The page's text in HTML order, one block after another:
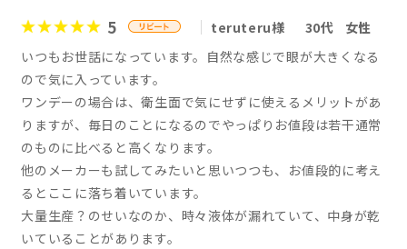
5 teruteru様 30代
女性
いつもお世話になっています。自然な感じで眼が大きくなる
ので気に入っています。
ワンデーの場合は、衛生面で気にせずに使えるメリットがあ
りますが、毎日のことになるのでやっぱりお値段は若干通常
のものに比べると高くなります。
他のメーカーも試してみたいと思いつつも、お値段的に考え
るとここに落ち着いています。
大量生産？のせいなのか、時々液体が漏れていて、中身が乾
いていることがあります。